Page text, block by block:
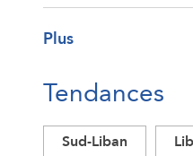
Plus
Tendances
Sud-Liban